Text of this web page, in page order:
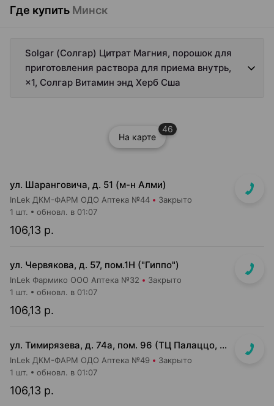
Где купить Минск
Solgar (Солгар) Цитрат Магния, порошок для
приготовления раствора для приема внутрь,
×1, Солгар Витамин энд Херб Сша
На карте
46
ул. Шаранговича, д. 51 (м-н Алми)
InLek ДКМ-ФАРМ ОДО Аптека №44 Закрыто
106,13 р.
1 шт. обновл. в 01:07
ул. Червякова, д. 57, пом.1Н ("Гиппо")
InLek Фармико ООО Аптека №32 Закрыто
106,13 р.
1 шт. обновл. в 01:07
ул. Тимирязева, д. 74а, пом. 96 (ТЦ Палаццо, 1 этаж, главный вход)
InLek ДКМ-ФАРМ ОДО Аптека №49 Закрыто
106,13 р.
1 шт. обновл. в 01:07